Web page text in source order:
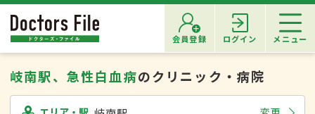
会員登録 ログイン メニュー
岐南駅、急性白血病のクリニック・病院